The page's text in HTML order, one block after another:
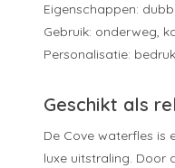
Eigenschappen:
Gebruik: onderweg,
Personalisatie:
Geschikt als
De Cove waterfles is
luxe uitstraling. Door